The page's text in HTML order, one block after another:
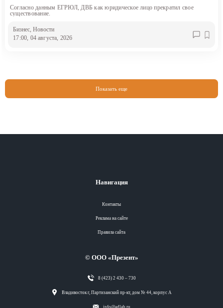
Согласно данным ЕГРЮЛ, ДВБ как юридическое лицо прекратил свое
существование.
Бизнес, Новости
17:00, 04 августа, 2026
Показать еще
Навигация
Контакты
Реклама на сайте
Правила сайта
© ООО «Презент»
8 (423) 2 430 – 730
Владивосток г, Партизанский пр-кт, дом № 44, корпус А
info@adlab.ru